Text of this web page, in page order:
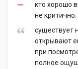
кто хорошо
не
существует
открывают
при
полное